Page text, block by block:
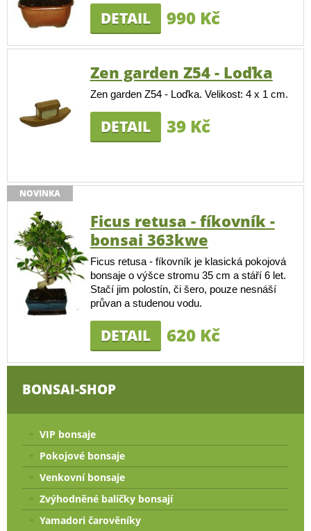
DETAIL 990 Kč
Zen garden Z54 - Loďka
Zen garden Z54 - Loďka. Velikost: 4 x 1 cm.
DETAIL 39 Kč
NOVINKA
Ficus retusa - fíkovník -
bonsai 363kwe
Ficus retusa - fíkovník je klasická pokojová
bonsaje o výšce stromu 35 cm a stáří 6 let.
Stačí jim polostín, či šero, pouze nesnáší
průvan a studenou vodu.
DETAIL 620 Kč
BONSAI-SHOP
VIP bonsaje
Pokojové bonsaje
Venkovní bonsaje
Zvýhodněné balíčky bonsají
Yamadori čarověníky